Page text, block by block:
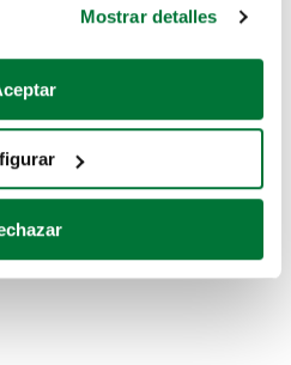
su ubicación geográfica
analizándolo activamente
específicas (huellas
cómo se procesan sus
Mostrar detalles